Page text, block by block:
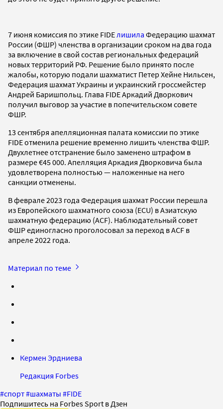
7 июня комиссия по этике FIDE лишила Федерацию шахмат
России (ФШР) членства в организации сроком на два года
за включение в свой состав региональных федераций
новых территорий РФ. Решение было принято после
жалобы, которую подали шахматист Петер Хейне Нильсен,
Федерация шахмат Украины и украинский гроссмейстер
Андрей Баришпольц. Глава FIDE Аркадий Дворкович
получил выговор за участие в попечительском совете
ФШР.
13 сентября апелляционная палата комиссии по этике
FIDE отменила решение временно лишить членства ФШР.
Двухлетнее отстранение было заменено штрафом в
размере €45 000. Апелляция Аркадия Дворковича была
удовлетворена полностью — наложенные на него
санкции отменены.
В феврале 2023 года Федерация шахмат России перешла
из Европейского шахматного союза (ECU) в Азиатскую
шахматную федерацию (ACF). Наблюдательный совет
ФШР единогласно проголосовал за переход в ACF в
апреле 2022 года.
Материал по теме
Кермен Эрдниева
Редакция Forbes
#спорт#шахматы #FIDE
Подпишитесь на Forbes Sport в Дзен